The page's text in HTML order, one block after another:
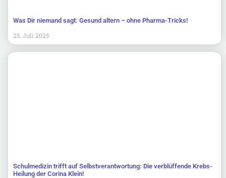
Was Dir niemand sagt: Gesund altern – ohne Pharma-Tricks!
25. Juli 2025
Schulmedizin trifft auf Selbstverantwortung: Die verblüffende Krebs-
Heilung der Corina Klein!